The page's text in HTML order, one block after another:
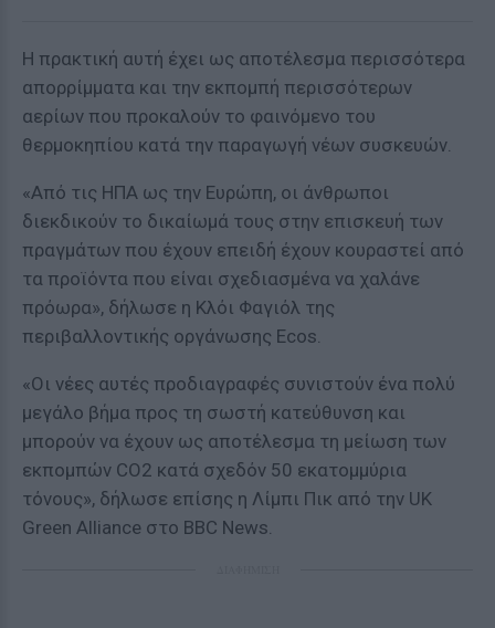
Η πρακτική αυτή έχει ως αποτέλεσμα περισσότερα
απορρίμματα και την εκπομπή περισσότερων
αερίων που προκαλούν το φαινόμενο του
θερμοκηπίου κατά την παραγωγή νέων συσκευών.
«Από τις ΗΠΑ ως την Ευρώπη, οι άνθρωποι
διεκδικούν το δικαίωμά τους στην επισκευή των
πραγμάτων που έχουν επειδή έχουν κουραστεί από
τα προϊόντα που είναι σχεδιασμένα να χαλάνε
πρόωρα», δήλωσε η Κλόι Φαγιόλ της
περιβαλλοντικής οργάνωσης Ecos.
«Οι νέες αυτές προδιαγραφές συνιστούν ένα πολύ
μεγάλο βήμα προς τη σωστή κατεύθυνση και
μπορούν να έχουν ως αποτέλεσμα τη μείωση των
εκπομπών CO2 κατά σχεδόν 50 εκατομμύρια
τόνους», δήλωσε επίσης η Λίμπι Πικ από την UK
Green Alliance στο BBC News.